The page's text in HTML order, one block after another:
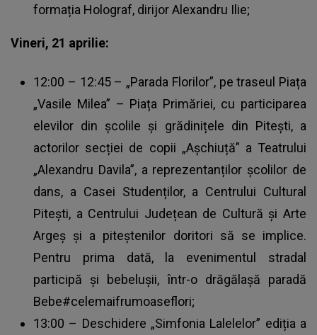
formația Holograf, dirijor Alexandru Ilie;
Vineri, 21 aprilie:
12:00 – 12:45 – „Parada Florilor”, pe traseul Piața
„Vasile Milea” – Piața Primăriei, cu participarea
elevilor din școlile și grădinițele din Pitești, a
actorilor secției de copii „Așchiuță” a Teatrului
„Alexandru Davila”, a reprezentanților școlilor de
dans, a Casei Studenților, a Centrului Cultural
Pitești, a Centrului Județean de Cultură și Arte
Argeș și a piteștenilor doritori să se implice.
Pentru prima dată, la evenimentul stradal
participă și bebelușii, într-o drăgălașă paradă
Bebe#celemaifrumoaseflori;
13:00 – Deschidere „Simfonia Lalelelor” ediția a